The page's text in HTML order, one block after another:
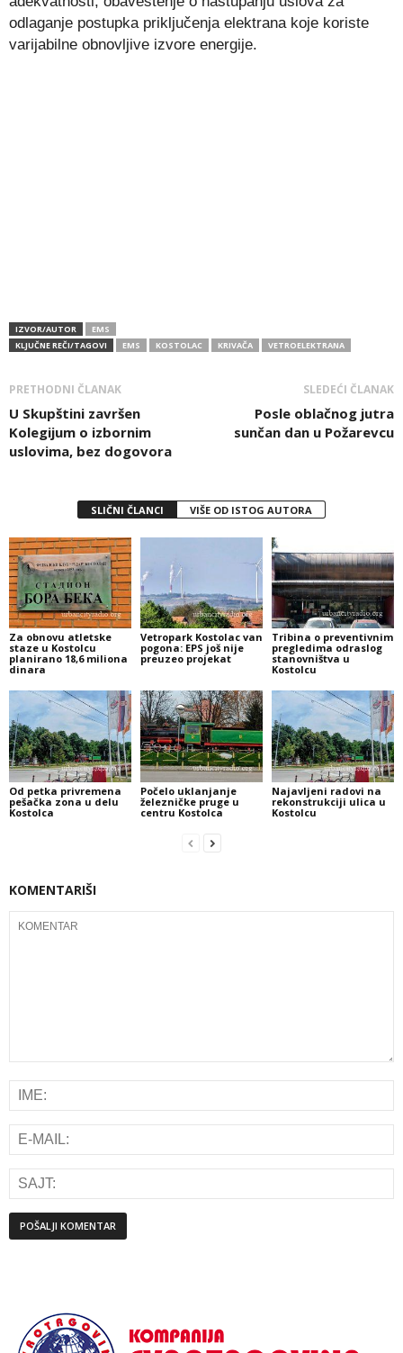
odlaganje postupka priključenja elektrana koje koriste
varijabilne obnovljive izvore energije.
IZVOR/AUTOR
EMS
KLJUČNE REČI/TAGOVI
EMS KOSTOLAC KRIVAČA VETROELEKTRANA
PRETHODNI ČLANAK
U Skupštini završen
Kolegijum o izbornim
uslovima, bez dogovora
SLEDEĆI ČLANAK
Posle oblačnog jutra
sunčan dan u Požarevcu
SLIČNI ČLANCI VIŠE OD ISTOG AUTORA
Za obnovu atletske
staze u Kostolcu
planirano 18,6 miliona
dinara
Vetropark Kostolac van
pogona: EPS još nije
preuzeo projekat
Tribina o preventivnim
pregledima odraslog
stanovništva u
Kostolcu
Od petka privremena
pešačka zona u delu
Kostolca
Počelo uklanjanje
železničke pruge u
centru Kostolca
Najavljeni radovi na
rekonstrukciji ulica u
Kostolcu
KOMENTARIŠI